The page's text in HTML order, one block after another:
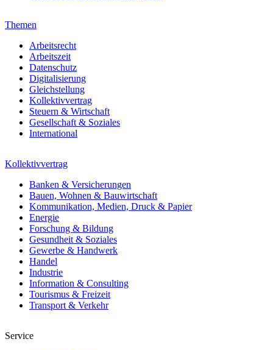
Themen
Arbeitsrecht
Arbeitszeit
Datenschutz
Digitalisierung
Gleichstellung
Kollektivvertrag
Steuern & Wirtschaft
Gesellschaft & Soziales
International
Kollektivvertrag
Banken & Versicherungen
Bauen, Wohnen & Bauwirtschaft
Kommunikation, Medien, Druck & Papier
Energie
Forschung & Bildung
Gesundheit & Soziales
Gewerbe & Handwerk
Handel
Industrie
Information & Consulting
Tourismus & Freizeit
Transport & Verkehr
Service